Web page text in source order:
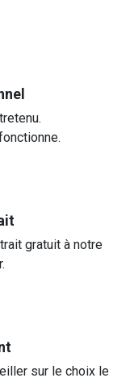
gratuit à notre
sur le choix le